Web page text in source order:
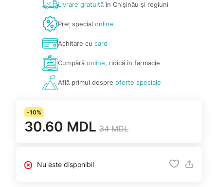
Livrare gratuităîn Chișinău și regiuni
Preț special online
Achitare cu card
Cumpărăonline, ridică în farmacie
Află primul despre oferte speciale
-10%
30.60 MDL 34 MDL
Nu este disponibil